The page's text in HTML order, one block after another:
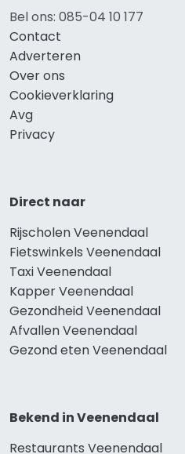
Bel ons: 085-04 10 177
Contact
Adverteren
Over ons
Cookieverklaring
Avg
Privacy
Direct naar
Rijscholen Veenendaal
Fietswinkels Veenendaal
Taxi Veenendaal
Kapper Veenendaal
Gezondheid Veenendaal
Afvallen Veenendaal
Gezond eten Veenendaal
Bekend in Veenendaal
Restaurants Veenendaal